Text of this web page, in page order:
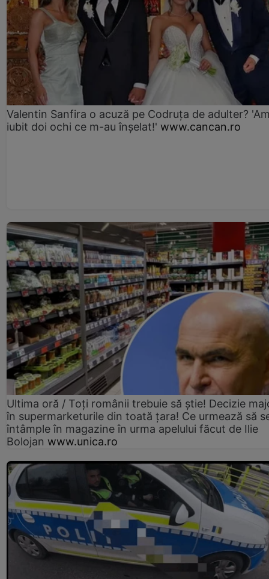
Valentin Sanfira o acuză pe Codruța de adulter?
iubit doi ochi ce m-au înșelat!' www.cancan.ro
Ultima oră / Toți românii trebuie să știe! Decizie
în supermarketurile din toată țara! Ce urmează să
întâmple în magazine în urma apelului făcut de Ilie
Bolojan www.unica.ro